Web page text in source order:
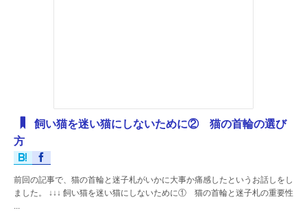
飼い猫を迷い猫にしないために② 猫の首輪の選び
方
前回の記事で、猫の首輪と迷子札がいかに大事か痛感したというお話しをし
ました。 ↓↓↓ 飼い猫を迷い猫にしないために① 猫の首輪と迷子札の重要性